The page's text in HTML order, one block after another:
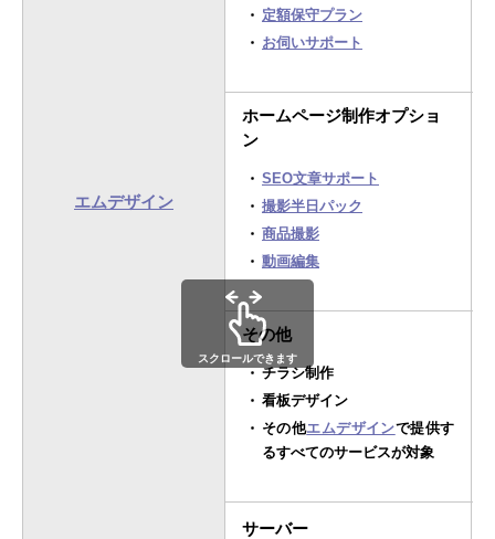
エムデザイン
定額保守プラン
お伺いサポート
ホームページ制作オプショ
ン
SEO文章サポート
撮影半日パック
商品撮影
動画編集
その他
チラシ制作
看板デザイン
その他エムデザインで提供す
るすべてのサービスが対象
サーバー
スクロールできます